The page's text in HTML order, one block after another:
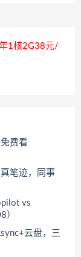
1核2G38元/
费看
笔迹，同事
vs
）
云盘，三